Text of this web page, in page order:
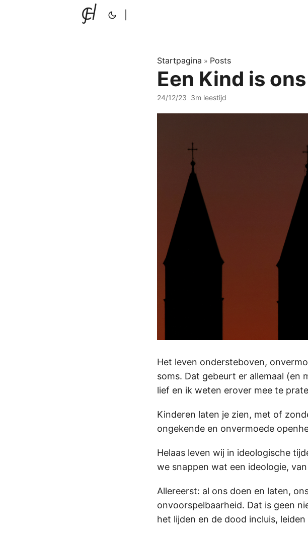
Startpagina » Posts
Een Kind is
24/12/23 3m leestijd
Het leven ondersteboven,
soms. Dat gebeurt er allemaal (en
lief en ik weten erover mee te
Kinderen laten je zien, met of
ongekende en onvermoede
Helaas leven wij in ideologische
we snappen wat een ideologie,
Allereerst: al ons doen en laten,
onvoorspelbaarheid. Dat is geen
het lijden en de dood incluis,